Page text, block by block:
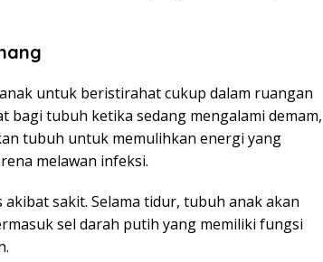
untuk beristirahat cukup dalam ruangan
bagi tubuh ketika sedang mengalami demam,
tubuh untuk memulihkan energi yang
melawan infeksi.
sakit. Selama tidur, tubuh anak akan
sel darah putih yang memiliki fungsi